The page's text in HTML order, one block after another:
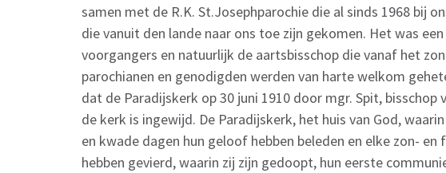
samen met de R.K. St.Josephparochie die al sinds 1968 bij
die vanuit den lande naar ons toe zijn gekomen. Het was
voorgangers en natuurlijk de aartsbisschop die vanaf het
parochianen en genodigden werden van harte welkom
dat de Paradijskerk op 30 juni 1910 door mgr. Spit,
de kerk is ingewijd. De Paradijskerk, het huis van God,
en kwade dagen hun geloof hebben beleden en elke zon-
hebben gevierd, waarin zij zijn gedoopt, hun eerste